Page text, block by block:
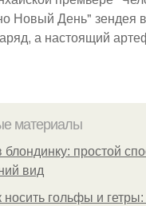
Новый День" зендея
а настоящий
материалы
блондинку: простой
вид
носить гольфы и